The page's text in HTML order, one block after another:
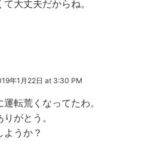
大丈夫だからね。
年1月22日 at 3:30 PM
転荒くなってたわ。
がとう。
ようか？